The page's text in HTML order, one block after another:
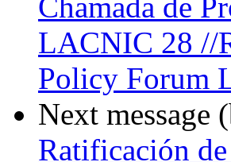
Chamada de
LACNIC 28 //
Policy Forum
Next message
Ratificación